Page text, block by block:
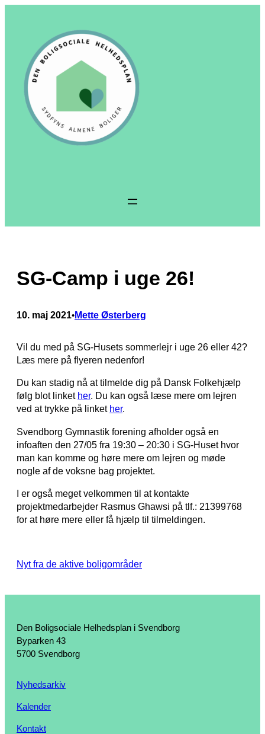
SG-Camp i uge 26!
10. maj 2021•Mette Østerberg
Vil du med på SG-Husets sommerlejr i uge 26 eller 42?
Læs mere på flyeren nedenfor!
Du kan stadig nå at tilmelde dig på Dansk Folkehjælp
følg blot linket her. Du kan også læse mere om lejren
ved at trykke på linket her.
Svendborg Gymnastik forening afholder også en
infoaften den 27/05 fra 19:30 – 20:30 i SG-Huset hvor
man kan komme og høre mere om lejren og møde
nogle af de voksne bag projektet.
I er også meget velkommen til at kontakte
projektmedarbejder Rasmus Ghawsi på tlf.: 21399768
for at høre mere eller få hjælp til tilmeldingen.
Nyt fra de aktive boligområder
Den Boligsociale Helhedsplan i Svendborg
Byparken 43
5700 Svendborg
Nyhedsarkiv
Kalender
Kontakt